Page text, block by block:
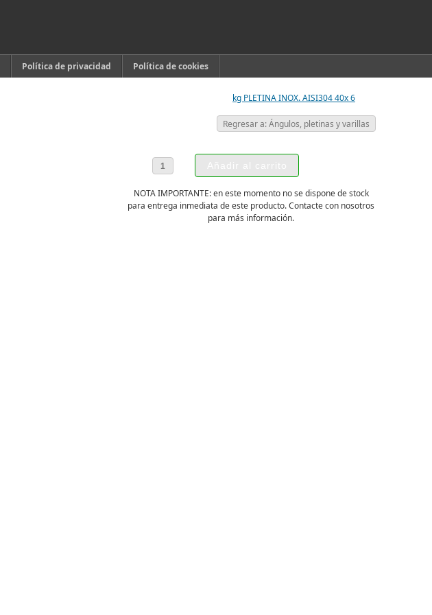
Política de privacidad Política de cookies
kg PLETINA INOX. AISI304 40x 6
Regresar a: Ángulos, pletinas y varillas
NOTA IMPORTANTE: en este momento no se dispone de stock
para entrega inmediata de este producto. Contacte con nosotros
para más información.